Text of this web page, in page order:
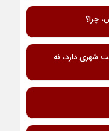
چرا؟
شهری دارد، نه